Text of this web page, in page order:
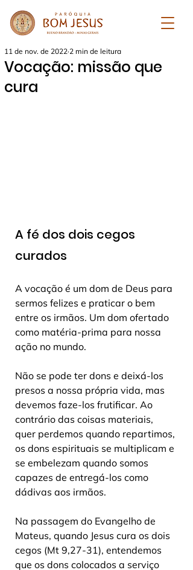
Vocação: missão que
cura
11 de nov. de 2022 2 min de leitura
A fé dos dois cegos
curados
A vocação é um dom de Deus para
sermos felizes e praticar o bem
entre os irmãos. Um dom ofertado
como matéria-prima para nossa
ação no mundo.
Não se pode ter dons e deixá-los
presos a nossa própria vida, mas
devemos faze-los frutificar. Ao
contrário das coisas materiais,
quer perdemos quando repartimos,
os dons espirituais se multiplicam e
se embelezam quando somos
capazes de entregá-los como
dádivas aos irmãos.
Na passagem do Evangelho de
Mateus, quando Jesus cura os dois
cegos (Mt 9,27-31), entendemos
que os dons colocados a serviço